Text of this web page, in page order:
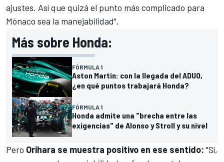
ajustes. Así que quizá el punto más complicado para
Mónaco sea la manejabilidad".
Más sobre Honda:
FÓRMULA 1
Aston Martin: con la llegada del ADUO,
¿en qué puntos trabajará Honda?
FÓRMULA 1
Honda admite una "brecha entre las
exigencias" de Alonso y Stroll y su nivel
Pero Orihara se muestra positivo en ese sentido: "Sí,